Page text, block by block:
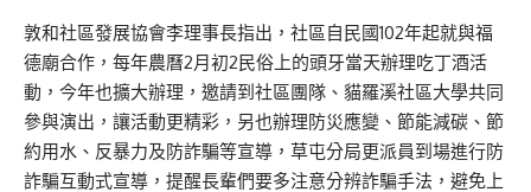
敦和社區發展協會李理事長指出，社區自民國102年起就與福
德廟合作，每年農曆2月初2民俗上的頭牙當天辦理吃丁酒活
動，今年也擴大辦理，邀請到社區團隊、貓羅溪社區大學共同
參與演出，讓活動更精彩，另也辦理防災應變、節能減碳、節
約用水、反暴力及防詐騙等宣導，草屯分局更派員到場進行防
詐騙互動式宣導，提醒長輩們要多注意分辨詐騙手法，避免上